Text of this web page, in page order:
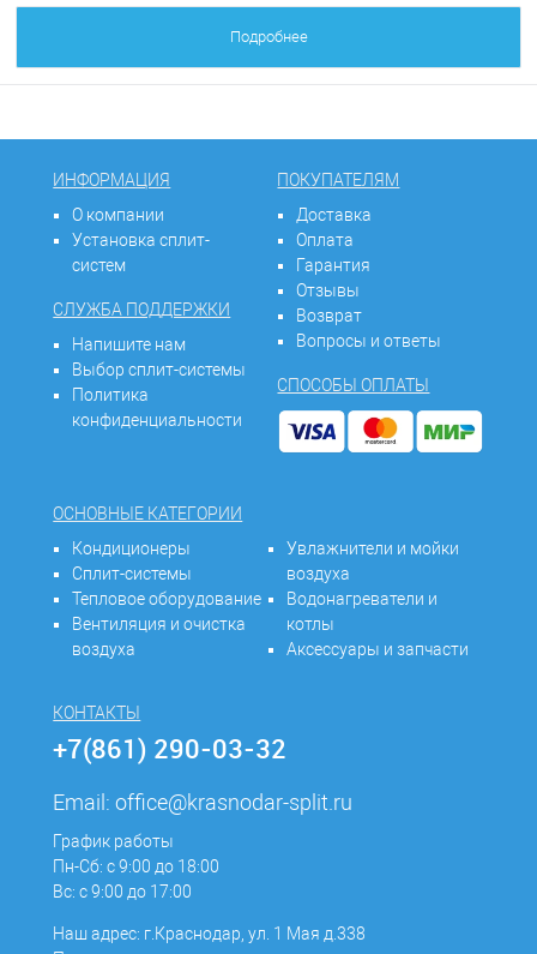
Подробнее
ИНФОРМАЦИЯ
О компании
Установка сплит-
систем
СЛУЖБА ПОДДЕРЖКИ
Напишите нам
Выбор сплит-системы
Политика
конфиденциальности
ПОКУПАТЕЛЯМ
Доставка
Оплата
Гарантия
Отзывы
Возврат
Вопросы и ответы
СПОСОБЫ ОПЛАТЫ
ОСНОВНЫЕ КАТЕГОРИИ
Кондиционеры
Сплит-системы
Тепловое оборудование
Вентиляция и очистка
воздуха
Увлажнители и мойки
воздуха
Водонагреватели и
котлы
Аксессуары и запчасти
КОНТАКТЫ
+7(861) 290-03-32
Email:office@krasnodar-split.ru
График работы
Пн-Сб: с 9:00 до 18:00
Вс: с 9:00 до 17:00
Наш адрес: г.Краснодар, ул. 1 Мая д.338